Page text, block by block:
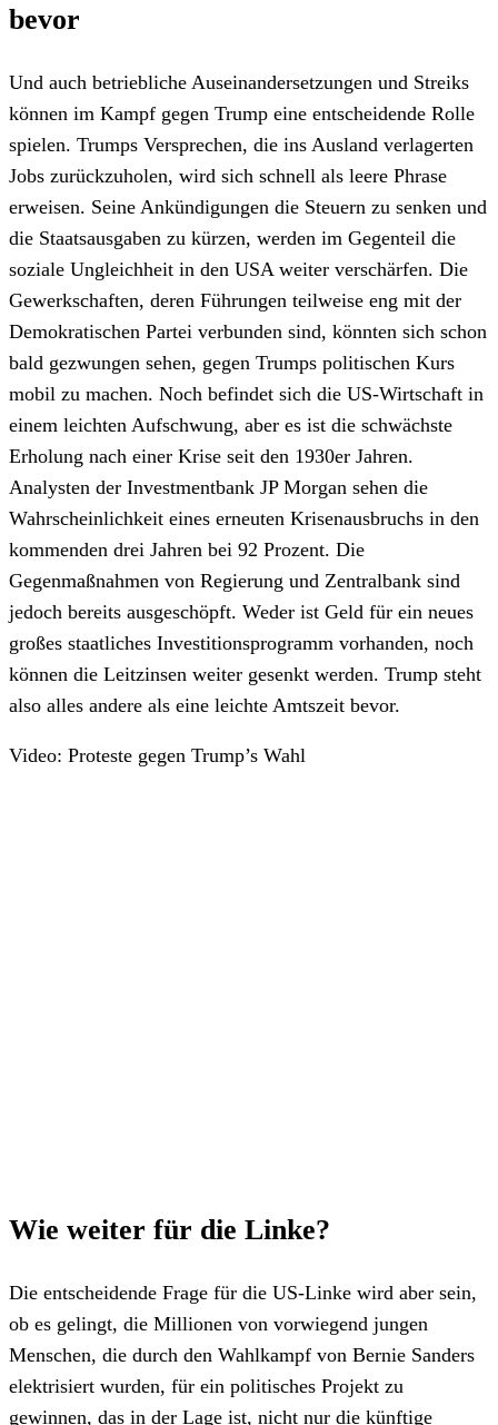
bevor
Und auch betriebliche Auseinandersetzungen und Streiks
können im Kampf gegen Trump eine entscheidende Rolle
spielen. Trumps Versprechen, die ins Ausland verlagerten
Jobs zurückzuholen, wird sich schnell als leere Phrase
erweisen. Seine Ankündigungen die Steuern zu senken und
die Staatsausgaben zu kürzen, werden im Gegenteil die
soziale Ungleichheit in den USA weiter verschärfen. Die
Gewerkschaften, deren Führungen teilweise eng mit der
Demokratischen Partei verbunden sind, könnten sich schon
bald gezwungen sehen, gegen Trumps politischen Kurs
mobil zu machen. Noch befindet sich die US-Wirtschaft in
einem leichten Aufschwung, aber es ist die schwächste
Erholung nach einer Krise seit den 1930er Jahren.
Analysten der Investmentbank JP Morgan sehen die
Wahrscheinlichkeit eines erneuten Krisenausbruchs in den
kommenden drei Jahren bei 92 Prozent. Die
Gegenmaßnahmen von Regierung und Zentralbank sind
jedoch bereits ausgeschöpft. Weder ist Geld für ein neues
großes staatliches Investitionsprogramm vorhanden, noch
können die Leitzinsen weiter gesenkt werden. Trump steht
also alles andere als eine leichte Amtszeit bevor.
Video: Proteste gegen Trump’s Wahl
Wie weiter für die Linke?
Die entscheidende Frage für die US-Linke wird aber sein,
ob es gelingt, die Millionen von vorwiegend jungen
Menschen, die durch den Wahlkampf von Bernie Sanders
elektrisiert wurden, für ein politisches Projekt zu
gewinnen, das in der Lage ist, nicht nur die künftige